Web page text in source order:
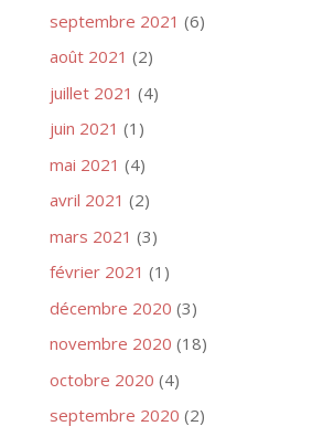
septembre 2021 (6)
août 2021 (2)
juillet 2021 (4)
juin 2021 (1)
mai 2021 (4)
avril 2021 (2)
mars 2021 (3)
février 2021 (1)
décembre 2020 (3)
novembre 2020 (18)
octobre 2020 (4)
septembre 2020 (2)